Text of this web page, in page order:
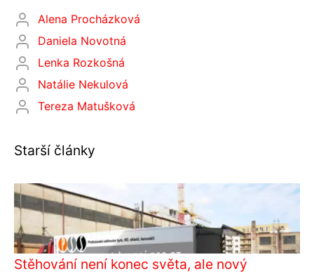
Alena Procházková
Daniela Novotná
Lenka Rozkošná
Natálie Nekulová
Tereza Matušková
Starší články
Stěhování není konec světa, ale nový